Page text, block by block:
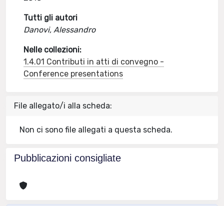
Tutti gli autori
Danovi, Alessandro
Nelle collezioni:
1.4.01 Contributi in atti di convegno -
Conference presentations
File allegato/i alla scheda:
Non ci sono file allegati a questa scheda.
Pubblicazioni consigliate